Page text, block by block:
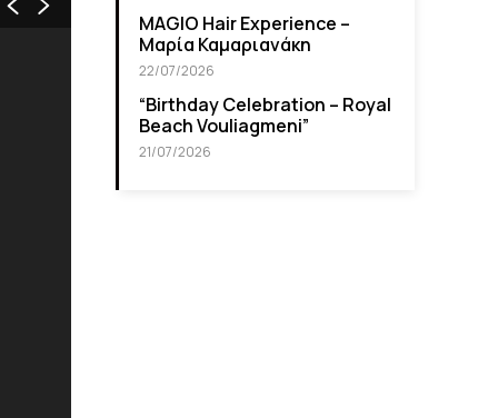
MAGIO Hair Experience –
Μαρία Καμαριανάκη
22/07/2026
“Βirthday Celebration – Royal
Beach Vouliagmeni”
21/07/2026